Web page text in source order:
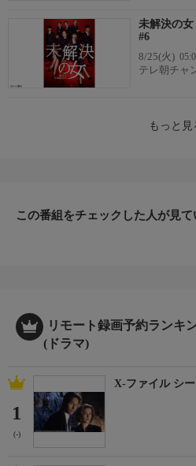
未解決の女
#6
8/25(火)
テレ朝チャ
もっと見
この番組をチェックした人が見て
リモート録画予約ランキ
(ドラマ)
1
(-)
X-ファイル シ